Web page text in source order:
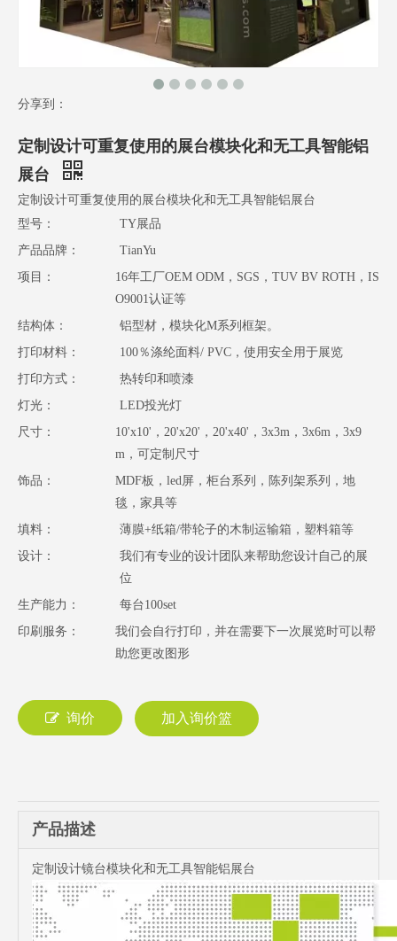
分享到：
定制设计可重复使用的展台模块化和无工具智能铝
展台
定制设计可重复使用的展台模块化和无工具智能铝展台
型号：
TY展品
产品品牌：
TianYu
项目：
16年工厂OEM ODM，SGS，TUV BV ROTH，IS
O9001认证等
结构体：
铝型材，模块化M系列框架。
打印材料：
100％涤纶面料/ PVC，使用安全用于展览
打印方式：
热转印和喷漆
灯光：
LED投光灯
尺寸：
10'x10'，20'x20'，20'x40'，3x3m，3x6m，3x9
m，可定制尺寸
饰品：
MDF板，led屏，柜台系列，陈列架系列，地
毯，家具等
填料：
薄膜+纸箱/带轮子的木制运输箱，塑料箱等
设计：
我们有专业的设计团队来帮助您设计自己的展
位
生产能力：
每台100set
印刷服务：
我们会自行打印，并在需要下一次展览时可以帮
助您更改图形
询价 加入询价篮
产品描述
定制设计镜台模块化和无工具智能铝展台